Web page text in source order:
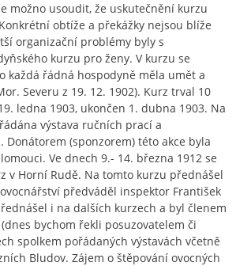
možno usoudit, že uskutečnění kurzu
obtíže a překážky nejsou blíže
organizační problémy byly s
kurzu pro ženy. V kurzu se
každá řádná hospodyně měla umět a
Severu z 19. 12. 1902). Kurz trval 10
ledna 1903, ukončen 1. dubna 1903. Na
výstava ručních prací a
Donátorem (sponzorem) této akce byla
Ve dnech 9.- 14. března 1912 se
v Horní Rudě. Na tomto kurzu přednášel
předváděl inspektor František
i na dalších kurzech a byl členem
bychom řekli posuzovatelem či
spolkem pořádaných výstavách včetně
Bludov. Zájem o štěpování ovocných